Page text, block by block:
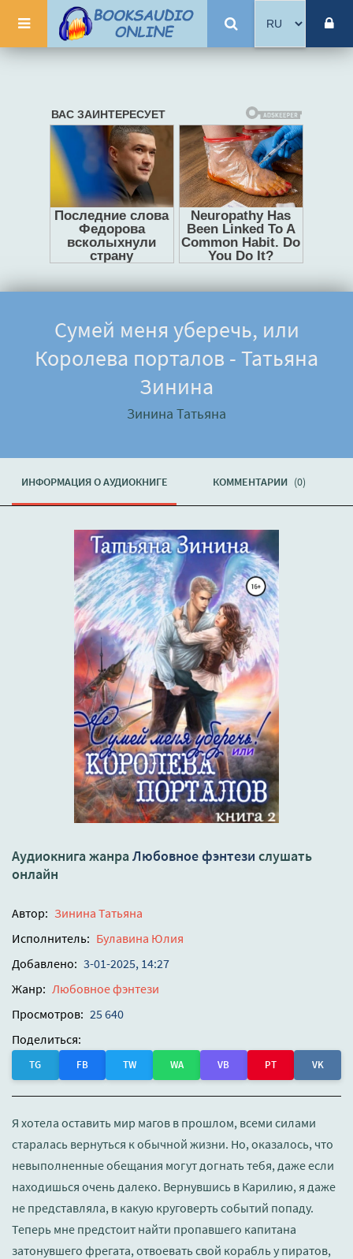
Сумей меня уберечь, или
Королева порталов - Татьяна
Зинина
Зинина Татьяна
ИНФОРМАЦИЯ О АУДИОКНИГЕ КОММЕНТАРИИ (0)
Аудиокнига жанра Любовное фэнтези слушать
онлайн
Автор: Зинина Татьяна
Исполнитель: Булавина Юлия
Добавлено: 3-01-2025, 14:27
Жанр: Любовное фэнтези
Просмотров: 25 640
Поделиться:
TG FB TW WA VB PT VK
Я хотела оставить мир магов в прошлом, всеми силами
старалась вернуться к обычной жизни. Но, оказалось, что
невыполненные обещания могут догнать тебя, даже если
находишься очень далеко. Вернувшись в Карилию, я даже
не представляла, в какую круговерть событий попаду.
Теперь мне предстоит найти пропавшего капитана
затонувшего фрегата, отвоевать свой корабль у пиратов,